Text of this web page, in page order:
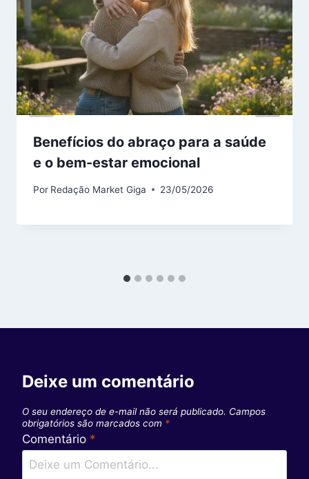
Benefícios do abraço para a saúde
e o bem-estar emocional
Por Redação Market Giga 23/05/2026
Deixe um comentário
O seu endereço de e-mail não será publicado. Campos
obrigatórios são marcados com *
Comentário *